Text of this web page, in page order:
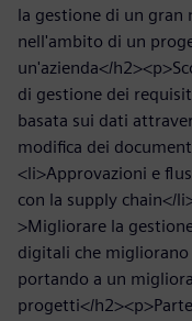
la gestione di un gran
nell'ambito di un
un'azienda</
di gestione dei
basata sui dati
modifica dei
<li>Approvazioni e
con la supply chain</
>Migliorare la
digitali che migliorano
portando a un
progetti</